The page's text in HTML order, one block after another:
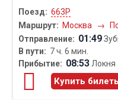
663Р
Москва
→
01:49
7 ч. 6 мин.
08:53Локня
Купить